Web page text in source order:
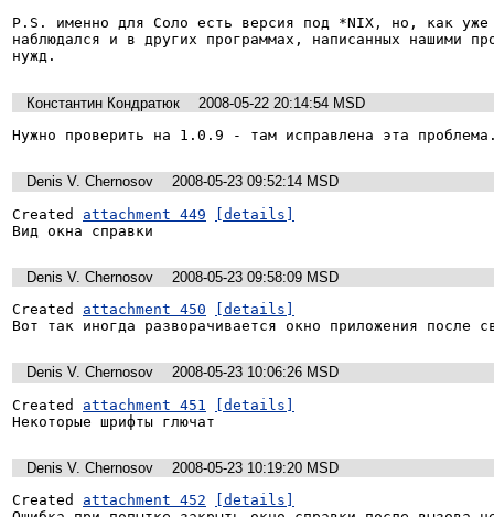
P.S. именно для Соло есть версия под *NIX, но, как уже
наблюдался и в других программах, написанных нашими
нужд.
Константин Кондратюк
2008-05-22 20:14:54 MSD
Нужно проверить на 1.0.9 - там исправлена эта
Denis V. Chernosov
2008-05-23 09:52:14 MSD
Created attachment 449
[details]
Вид окна справки
Denis V. Chernosov
2008-05-23 09:58:09 MSD
Created attachment 450
[details]
Вот так иногда разворачивается окно приложения после
Denis V. Chernosov
2008-05-23 10:06:26 MSD
Created attachment 451
[details]
Некоторые шрифты глючат
Denis V. Chernosov
2008-05-23 10:19:20 MSD
Created attachment 452
[details]